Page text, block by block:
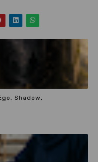
Shadow,